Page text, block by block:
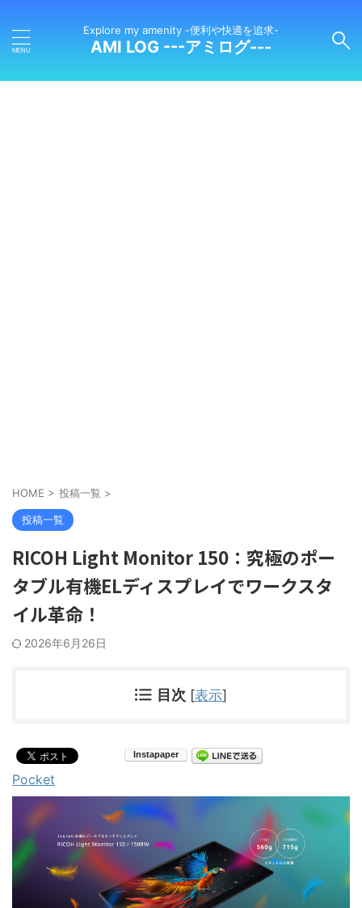
Explore my amenity -便利や快適を追求-
AMI LOG ---アミログ---
HOME > 投稿一覧 >
投稿一覧
RICOH Light Monitor 150：究極のポー
タブル有機ELディスプレイでワークスタ
イル革命！
2026年6月26日
目次 [表示]
Pocket